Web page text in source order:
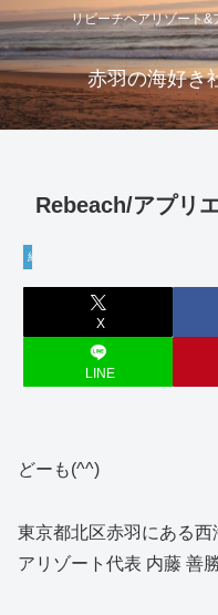
リビーチヘアリゾート
赤羽の海好
Rebeach/アプリ
経営・学び
X
LINE
どーも(^^)
東京都北区赤羽にある
アリゾート代表 内藤 善